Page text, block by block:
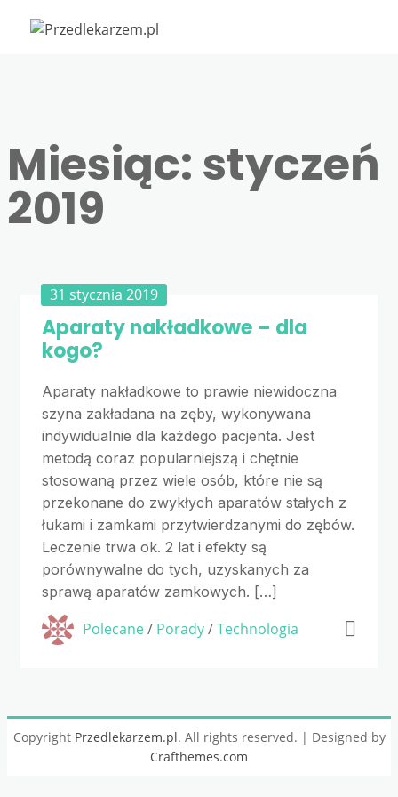
Miesiąc: styczeń
2019
31 stycznia 2019
Aparaty nakładkowe – dla
kogo?
Aparaty nakładkowe to prawie niewidoczna
szyna zakładana na zęby, wykonywana
indywidualnie dla każdego pacjenta. Jest
metodą coraz popularniejszą i chętnie
stosowaną przez wiele osób, które nie są
przekonane do zwykłych aparatów stałych z
łukami i zamkami przytwierdzanymi do zębów.
Leczenie trwa ok. 2 lat i efekty są
porównywalne do tych, uzyskanych za
sprawą aparatów zamkowych. […]
Polecane/ Porady/Technologia
Copyright Przedlekarzem.pl. All rights reserved. | Designed by
Crafthemes.com